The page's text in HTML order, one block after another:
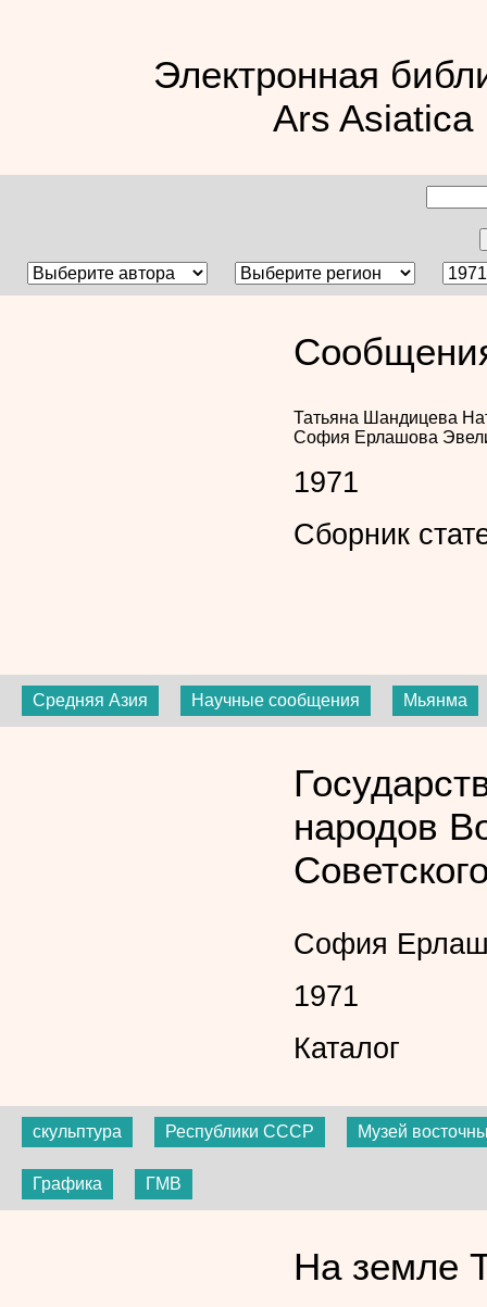
Электронная
Ars Asiatica
Татьяна Шандицева
София Ерлашова
1971
Сборник
Средняя Азия Научные сообщения Мьянма
народов
София
1971
Каталог
скульптура Республики СССР Музей
Графика ГМВ
На земле